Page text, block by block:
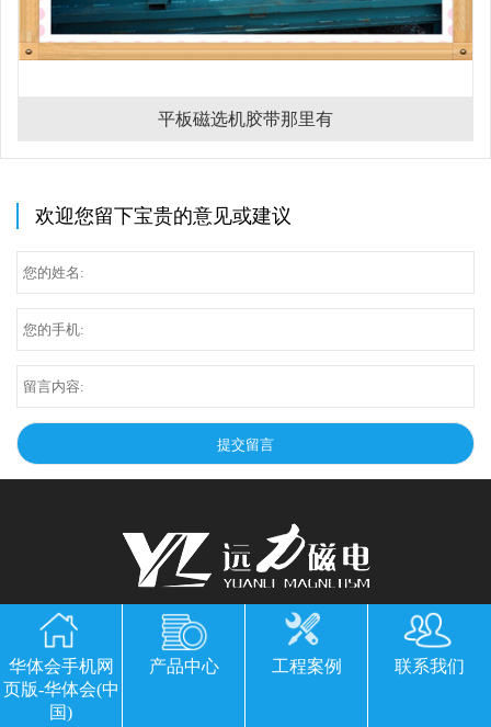
平板磁选机胶带那里有
欢迎您留下宝贵的意见或建议
华体会手机网页版-华体会(中国)
公司地址：山东临朐县经济开发区北环路
电话：13869611251 郭经理 微信同号
华体会手机网
页版-华体会(中
国)
产品中心 工程案例 联系我们